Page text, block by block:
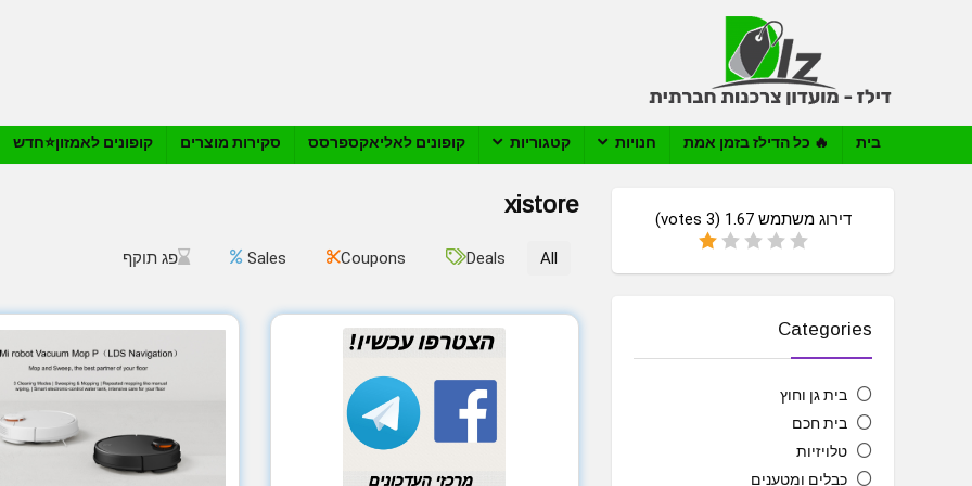
בית 🔥 כל הדילז בזמן אמת חנויות קטגוריות קופונים לאליאקספרסס סקירות מוצרים קופונים לאמזון⭐️חדש
xistore
דירוג משתמש1.67
(
3
Categories
בית גן וחוץ
בית חכם
טלויזיות
כבלים ומטענים
All
Deals
Coupons
Sales פג תוקף